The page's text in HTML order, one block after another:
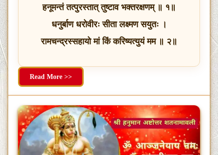
हनूमन्तं तत्पुरस्तात् तुष्टाव भक्तरक्षणम् ॥ १॥
धनुर्बाण धरोवीरः सीता लक्ष्मण सयुतः ।
रामचन्द्रस्सहायो मां किं करिष्यत्युयं मम ॥ २॥
Read More >>